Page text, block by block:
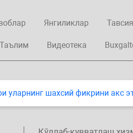
Янгиликлар
Таълим Видеотека
уларнинг шахсий фикрини акс